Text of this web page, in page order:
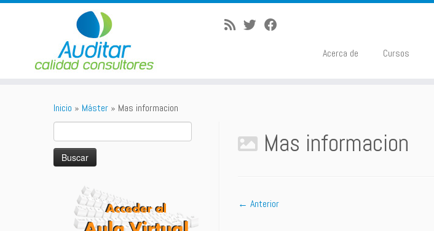
Acerca de Cursos
Inicio » Máster » Mas informacion
Mas informacion
← Anterior